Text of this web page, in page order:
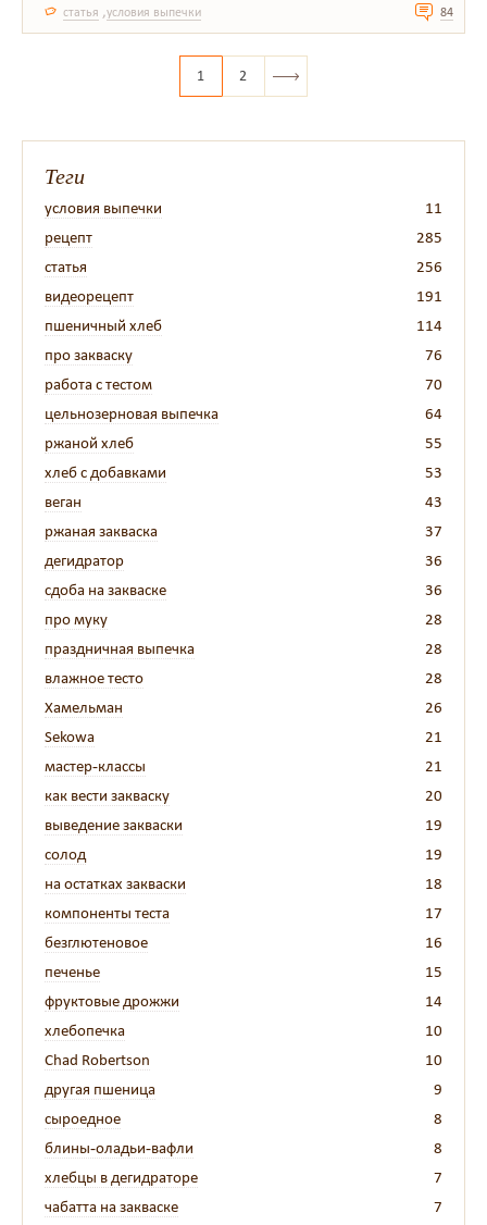
статья ,условия выпечки 84
1 2
Теги
условия выпечки
11
рецепт
285
статья
256
видеорецепт
191
пшеничный хлеб
114
про закваску
76
работа с тестом
70
цельнозерновая выпечка
64
ржаной хлеб
55
хлеб с добавками
53
веган
43
ржаная закваска
37
дегидратор
36
сдоба на закваске
36
про муку
28
праздничная выпечка
28
влажное тесто
28
Хамельман
26
Sekowa
21
мастер-классы
21
как вести закваску
20
выведение закваски
19
солод
19
на остатках закваски
18
компоненты теста
17
безглютеновое
16
печенье
15
фруктовые дрожжи
14
хлебопечка
10
Chad Robertson
10
другая пшеница
9
сыроедное
8
блины-оладьи-вафли
8
хлебцы в дегидраторе
7
чабатта на закваске
7